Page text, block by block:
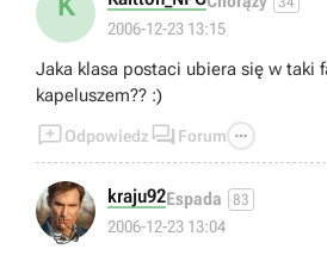
2006-12-23 13:15
Jaka klasa postaci ubiera się w taki
kapeluszem?? :)
Odpowiedz  Forum 
👍
kraju92Espada 83
2006-12-23 13:04